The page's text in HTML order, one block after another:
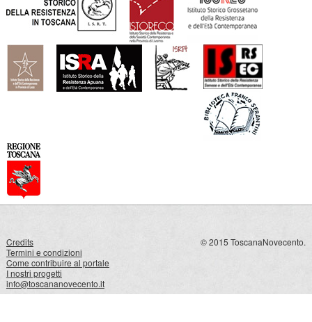
Credits
Termini e condizioni
Come contribuire al portale
I nostri progetti
info@toscananovecento.it
© 2015 ToscanaNovecento.